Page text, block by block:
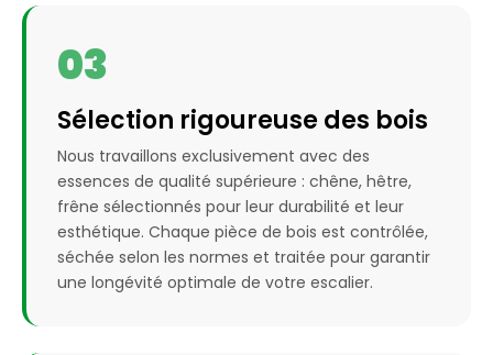
03
Sélection rigoureuse des bois
Nous travaillons exclusivement avec des
essences de qualité supérieure : chêne, hêtre,
frêne sélectionnés pour leur durabilité et leur
esthétique. Chaque pièce de bois est contrôlée,
séchée selon les normes et traitée pour garantir
une longévité optimale de votre escalier.